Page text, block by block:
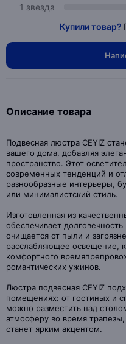
1 звезда
Купили товар?
Описание товара
Подвесная люстра CEYIZ
вашего дома, добавляя
пространство. Этот
современных тенденций и
разнообразные интерьеры,
или минималистский стиль.
Изготовленная из
обеспечивает
очищается от пыли и
расслабляющее освещение,
комфортного
романтических ужинов.
Люстра подвесная CEYIZ
помещениях: от гостиных и
можно разместить над
атмосферу во время
станет ярким акцентом.